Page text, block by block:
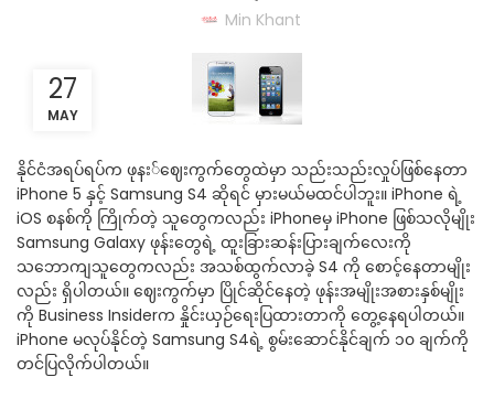
Min Khant
27
MAY
နိုင်ငံအရပ်ရပ်က ဖုနး်ဈေးကွက်တွေထဲမှာ သည်းသည်းလှုပ်ဖြစ်နေတာ
iPhone 5 နှင့် Samsung S4 ဆိုရင် မှားမယ်မထင်ပါဘူး။ iPhone ရဲ့
iOS စနစ်ကို ကြိုက်တဲ့ သူတွေကလည်း iPhoneမှ iPhone ဖြစ်သလိုမျိုး
Samsung Galaxy ဖုန်းတွေရဲ့ ထူးခြားဆန်းပြားချက်လေးကို
သဘောကျသူတွေကလည်း အသစ်ထွက်လာခဲ့ S4 ကို စောင့်နေတာမျိုး
လည်း ရှိပါတယ်။ ဈေးကွက်မှာ ပြိုင်ဆိုင်နေတဲ့ ဖုန်းအမျိုးအစားနှစ်မျိုး
ကို Business Insiderက နှိုင်းယှဉ်ရေးပြထားတာကို တွေ့နေရပါတယ်။
iPhone မလုပ်နိုင်တဲ့ Samsung S4ရဲ့ စွမ်းဆောင်နိုင်ချက် ၁၀ ချက်ကို
တင်ပြလိုက်ပါတယ်။